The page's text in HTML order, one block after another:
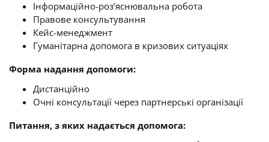
Інформаційно-роз’яснювальна робота
Правове консультування
Кейс-менеджмент
Гуманітарна допомога в кризових ситуаціях
Форма надання допомоги:
Дистанційно
Очні консультації через партнерські організації
Питання, з яких надається допомога: